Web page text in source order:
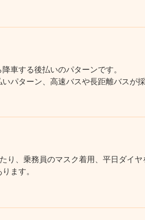
車する後払いのパターンです。
パターン、高速バスや長距離バスが
り、乗務員のマスク着用、平日ダイヤ
ます。